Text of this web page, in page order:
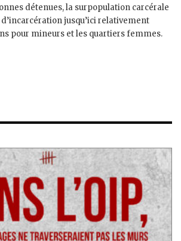
détenues, la surpopulation carcérale
jusqu’ici relativement
pour mineurs et les quartiers femmes.